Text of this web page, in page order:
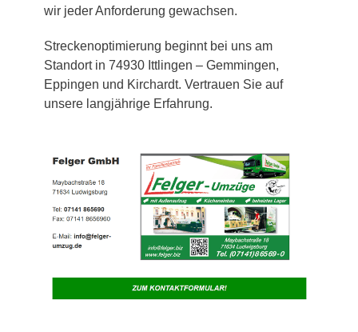
wir jeder Anforderung gewachsen.
Streckenoptimierung beginnt bei uns am
Standort in 74930 Ittlingen – Gemmingen,
Eppingen und Kirchardt. Vertrauen Sie auf
unsere langjährige Erfahrung.